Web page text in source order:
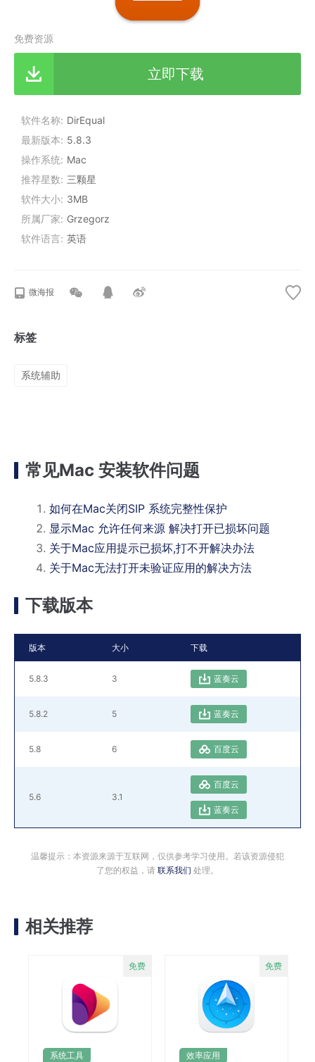
免费资源
立即下载
软件名称 DirEqual
最新版本
5.8.3
操作系统
Mac
推荐星数
三颗星
软件大小 3MB
所属厂家
Grzegorz
软件语言 英语
微海报
标签
系统辅助
常见Mac 安装软件问题
如何在Mac关闭SIP 系统完整性保护
显示Mac 允许任何来源 解决打开已损坏问题
关于Mac应用提示已损坏,打不开解决办法
关于Mac无法打开未验证应用的解决方法
下载版本
版本 大小 下载
5.8.3 3 蓝奏云
5.8.2 5 蓝奏云
5.8 6 百度云
5.6 3.1
百度云
蓝奏云
温馨提示：本资源来源于互联网，仅供参考学习使用。若该资源侵犯
了您的权益，请 联系我们 处理。
相关推荐
系统工具 效率应用